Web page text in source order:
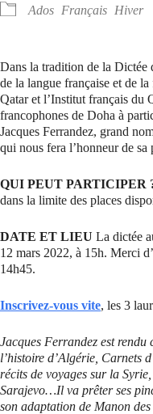
Ados Français Hiver
Dans la tradition de la Dictée
de la langue française et de
Qatar et l’Institut français du
francophones de Doha à
Jacques Ferrandez, grand
qui nous fera l’honneur de sa
QUI PEUT PARTICIPER
dans la limite des places
DATE ET LIEU La dictée
12 mars 2022, à 15h. Merci
14h45.
Inscrivez-vous vite, les 3
Jacques Ferrandez est rendu
l’histoire d’Algérie, Carnets
récits de voyages sur la
Sarajevo…Il va prêter ses
son adaptation de Manon